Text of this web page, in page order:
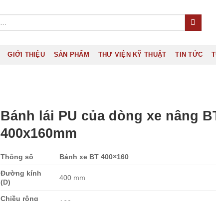
GIỚI THIỆU SẢN PHẨM THƯ VIỆN KỸ THUẬT TIN TỨC
Bánh lái PU của dòng xe nâng
400x160mm
Thông số Bánh xe BT 400×160
Đường kính
(D)
400 mm
Chiều rộng